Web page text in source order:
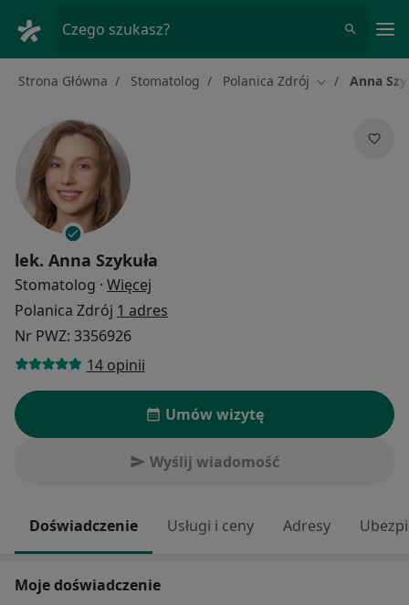
Czego szukasz?
Strona Główna Stomatolog Polanica Zdrój Zmień miasto
Anna
lek. Anna Szykuła
Stomatolog · Więcej
Polanica Zdrój 1 adres
Nr PWZ: 3356926
14 opinii
Umów wizytę
Wyślij wiadomość
Doświadczenie Usługi i ceny Adresy
Moje doświadczenie